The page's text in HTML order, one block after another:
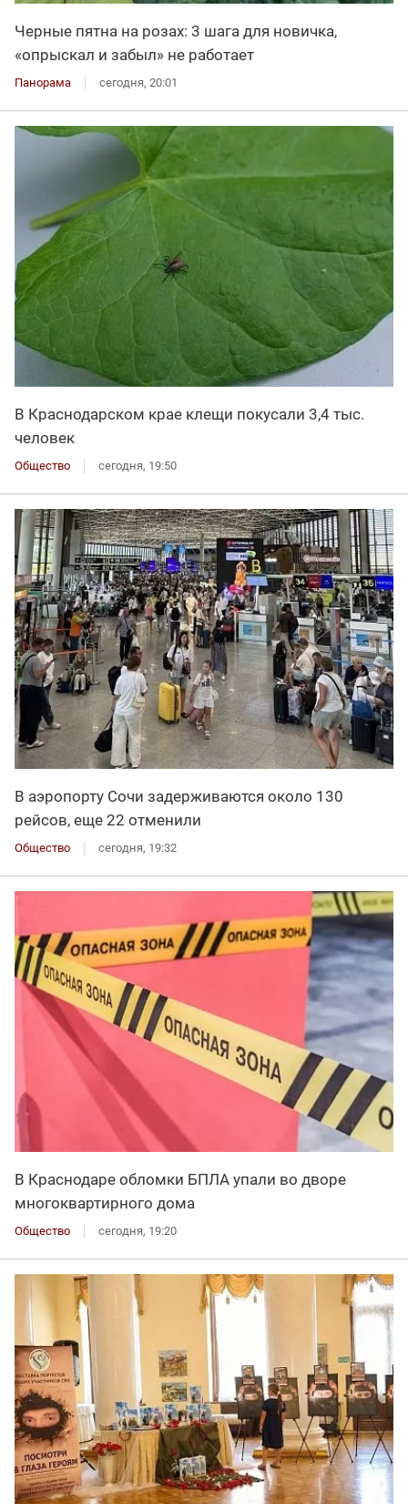
Черные пятна на розах: 3 шага для новичка,
«опрыскал и забыл» не работает
Панорама сегодня, 20:01
В Краснодарском крае клещи покусали 3,4 тыс.
человек
Общество сегодня, 19:50
В аэропорту Сочи задерживаются около 130
рейсов, еще 22 отменили
Общество сегодня, 19:32
В Краснодаре обломки БПЛА упали во дворе
многоквартирного дома
Общество сегодня, 19:20